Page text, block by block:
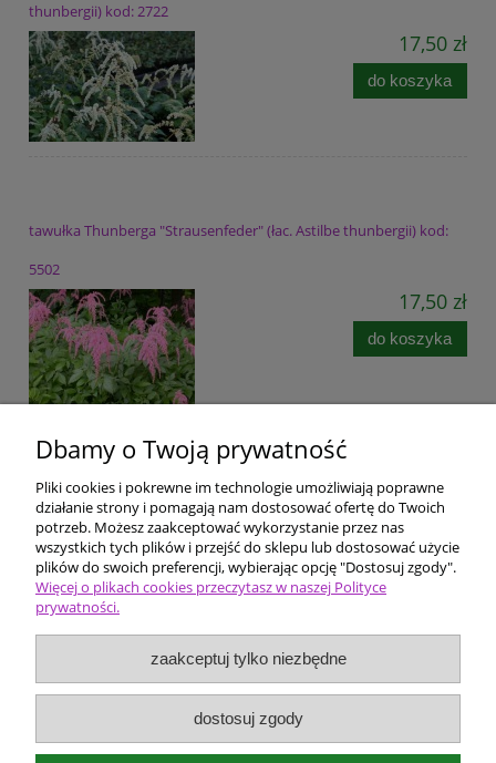
thunbergii) kod: 2722
17,50 zł
do koszyka
tawułka Thunberga "Strausenfeder" (łac. Astilbe thunbergii) kod:
5502
17,50 zł
do koszyka
Pomoc
Dostawa i płatności
Ceny i rodzaje zakupów
O firmie
Dbamy o Twoją prywatność
Pliki cookies i pokrewne im technologie umożliwiają poprawne
działanie strony i pomagają nam dostosować ofertę do Twoich
potrzeb. Możesz zaakceptować wykorzystanie przez nas
wszystkich tych plików i przejść do sklepu lub dostosować użycie
plików do swoich preferencji, wybierając opcję "Dostosuj zgody".
Więcej o plikach cookies przeczytasz w naszej Polityce
prywatności.
zaakceptuj tylko niezbędne
dostosuj zgody